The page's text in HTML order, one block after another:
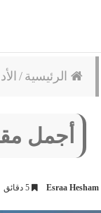
الرئيسية /
أجمل
Esraa Hesham